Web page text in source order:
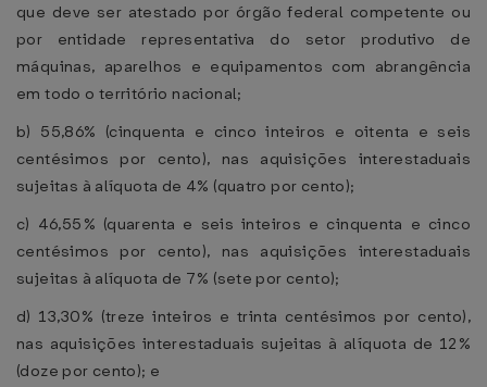
que deve ser atestado por órgão federal competente ou
por entidade representativa do setor produtivo de
máquinas, aparelhos e equipamentos com abrangência
em todo o território nacional;
b) 55,86% (cinquenta e cinco inteiros e oitenta e seis
centésimos por cento), nas aquisições interestaduais
sujeitas à alíquota de 4% (quatro por cento);
c) 46,55% (quarenta e seis inteiros e cinquenta e cinco
centésimos por cento), nas aquisições interestaduais
sujeitas à alíquota de 7% (sete por cento);
d) 13,30% (treze inteiros e trinta centésimos por cento),
nas aquisições interestaduais sujeitas à alíquota de 12%
(doze por cento); e